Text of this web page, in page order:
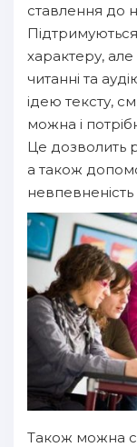
ставлення до
характеру, але
читанні та
ідею тексту,
можна і
Це дозволить
а також
невпевненість
Також можна